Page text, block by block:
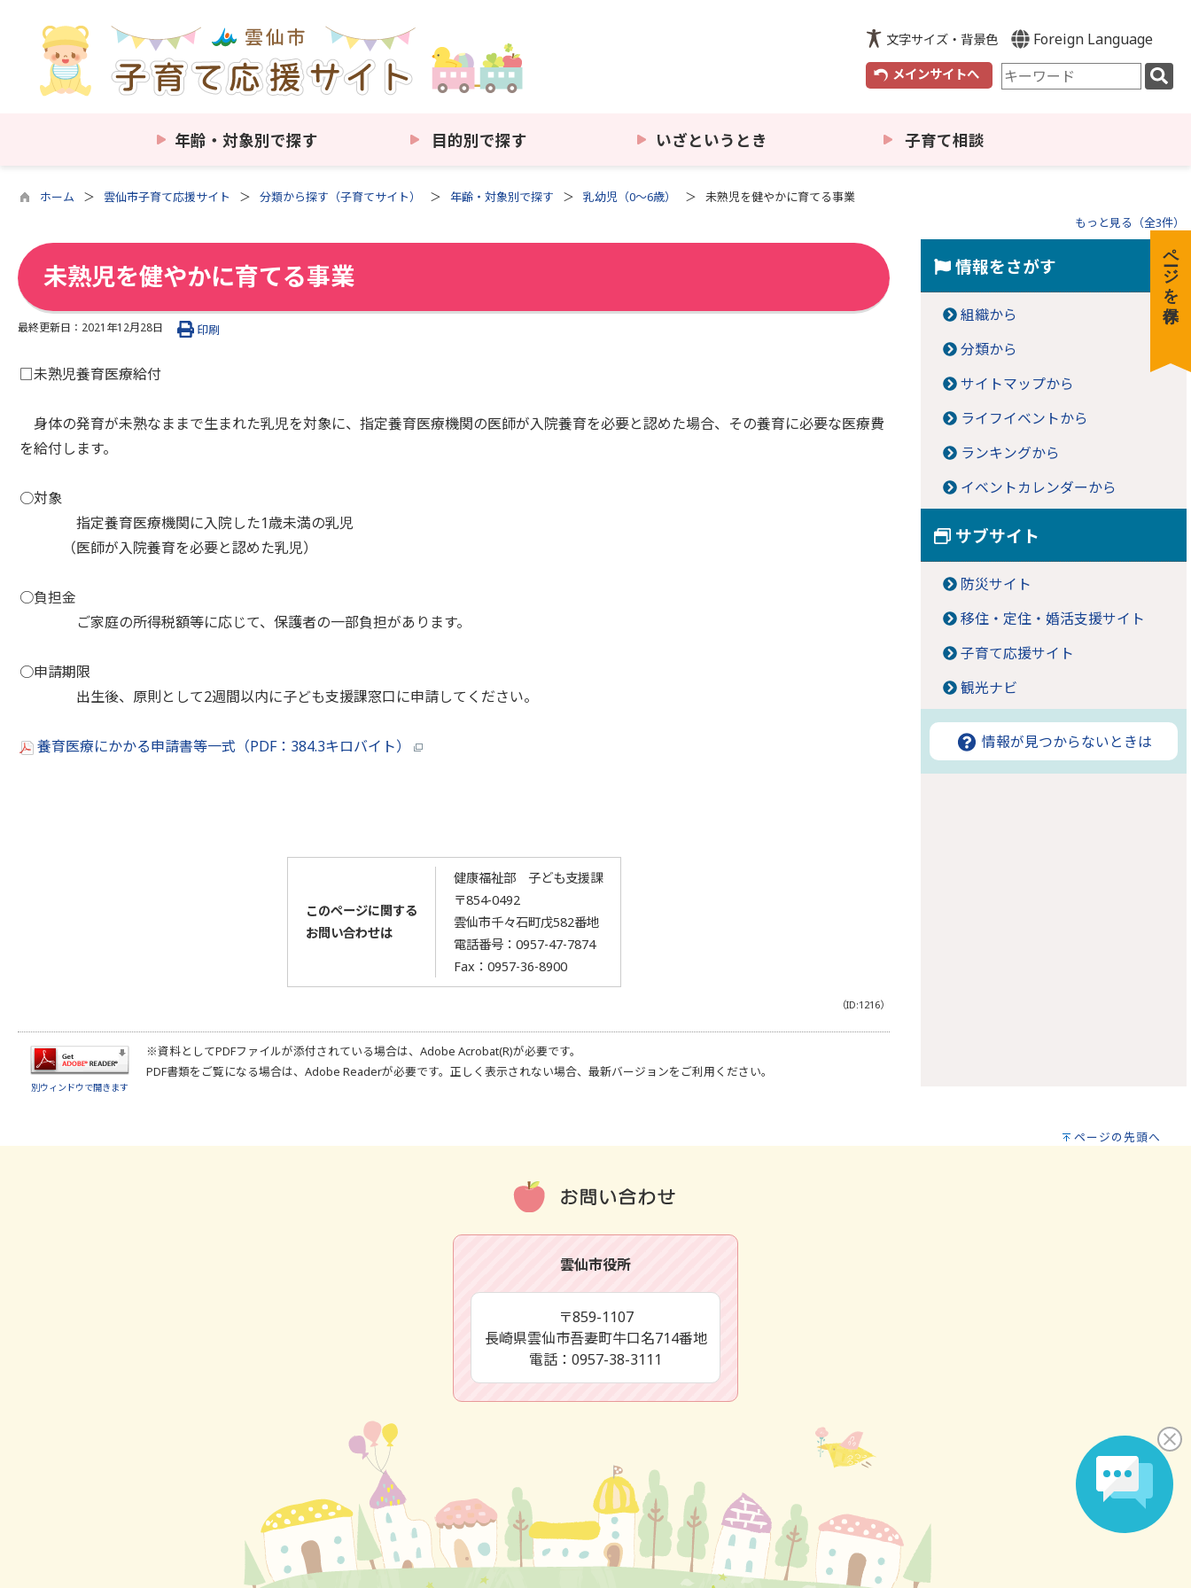
文字サイズ・背景色 Foreign Language
メインサイトへ
検
索
年齢・対象別で探す 目的別で探す いざというとき 子育て相談
ホーム 雲仙市子育て応援サイト 分類から探す（子育てサイト） 年齢・対象別で探す 乳幼児（0～6歳）
未熟児を健やかに育てる事業
もっと見る（全3件）
未熟児を健やかに育てる事業
最終更新日： 2021年12月28日 印刷
□未熟児養育医療給付
身体の発育が未熟なままで生まれた乳児を対象に、指定養育医療機関の医師が入院養育を必要と認めた場合、その養育に必要な医療費
を給付します。
○対象
指定養育医療機関に入院した1歳未満の乳児
（医師が入院養育を必要と認めた乳児）
○負担金
ご家庭の所得税額等に応じて、保護者の一部負担があります。
○申請期限
出生後、原則として2週間以内に子ども支援課窓口に申請してください。
養育医療にかかる申請書等一式（PDF：384.3キロバイト）
このページに関する
お問い合わせは
健康福祉部 子ども支援課
〒854-0492
雲仙市千々石町戊582番地
電話番号： 0957-47-7874
Fax：0957-36-8900
（ID:1216）
別ウィンドウで開きます
※資料としてPDFファイルが添付されている場合は、 Adobe Acrobat(R)が必要です。
PDF書類をご覧になる場合は、 Adobe Readerが必要です。正しく表示されない場合、最新バージョンをご利用ください。
情報をさがす
組織から
分類から
サイトマップから
ライフイベントから
ランキングから
イベントカレンダーから
サブサイト
防災サイト
移住・定住・婚活支援サイト
子育て応援サイト
観光ナビ
情報が見つからないときは
ページの先頭へ
雲仙市役所
〒859-1107
長崎県雲仙市吾妻町牛口名714番地
電話：0957-38-3111
ページを保存